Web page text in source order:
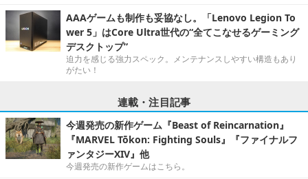
AAAゲームも制作も妥協なし。「Lenovo Legion To
wer 5」はCore Ultra世代の“全てこなせるゲーミング
デスクトップ”
迫力を感じる強力スペック。メンテナンスしやすい構造もあり
がたい！
連載・注目記事
今週発売の新作ゲーム『Beast of Reincarnation』
『MARVEL Tōkon: Fighting Souls』『ファイナルフ
ァンタジーXIV』他
今週発売の新作ゲームはこちら。